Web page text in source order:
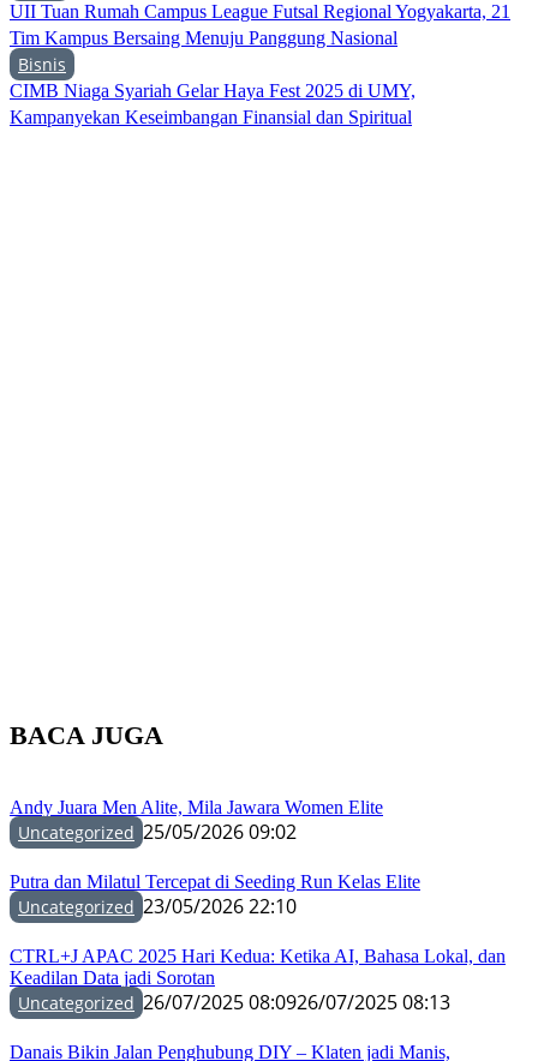
UII Tuan Rumah Campus League Futsal Regional Yogyakarta, 21
Tim Kampus Bersaing Menuju Panggung Nasional
Bisnis
CIMB Niaga Syariah Gelar Haya Fest 2025 di UMY,
Kampanyekan Keseimbangan Finansial dan Spiritual
BACA JUGA
Andy Juara Men Alite, Mila Jawara Women Elite
Uncategorized 25/05/2026 09:02
Putra dan Milatul Tercepat di Seeding Run Kelas Elite
Uncategorized 23/05/2026 22:10
CTRL+J APAC 2025 Hari Kedua: Ketika AI, Bahasa Lokal, dan
Keadilan Data jadi Sorotan
Uncategorized 26/07/2025 08:0926/07/2025 08:13
Danais Bikin Jalan Penghubung DIY – Klaten jadi Manis,